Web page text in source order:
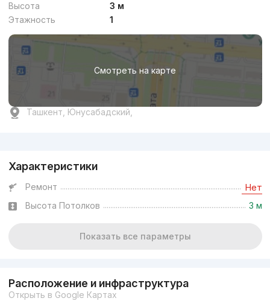
Высота
3 м
Этажность
1
Смотреть на карте
Ташкент, Юнусабадский,
Характеристики
Ремонт Нет
Высота Потолков 3 м
Показать все параметры
Расположение и инфраструктура
Открыть в Google Картах